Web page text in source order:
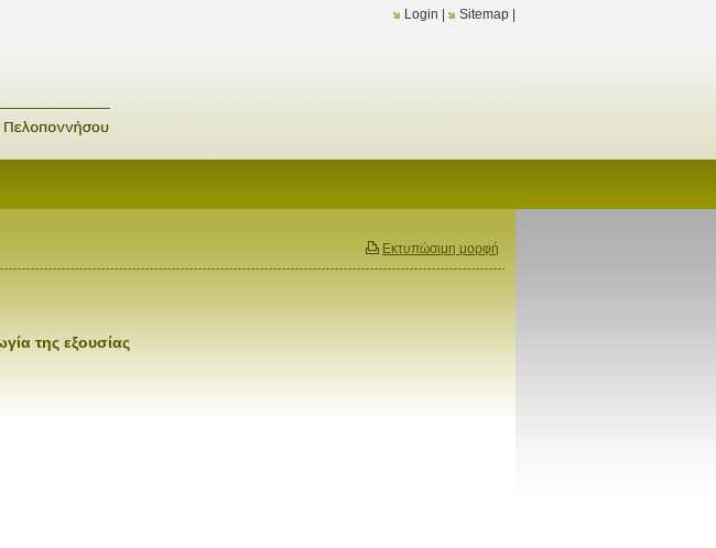
Login Sitemap
Εκτυπώσιμη μορφή
της εξουσίας